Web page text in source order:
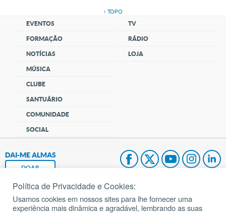
↑ TOPO
EVENTOS
FORMAÇÃO
NOTÍCIAS
MÚSICA
CLUBE
SANTUÁRIO
COMUNIDADE
SOCIAL
TV
RÁDIO
LOJA
DAI-ME ALMAS
DOAR
Fundação João Paulo II
Pedido de Oração
Política de Privacidade e Cookies:
Usamos cookies em nossos sites para lhe fornecer uma
experiência mais dinâmica e agradável, lembrando as suas